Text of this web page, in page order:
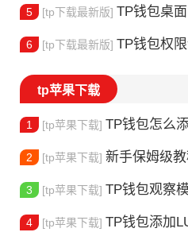
5 [tp下载最新版] TP钱包桌面图标
6 [tp下载最新版] TP钱包权限设置全
tp苹果下载
1 [tp苹果下载] TP钱包怎么添加应
2 [tp苹果下载] 新手保姆级教程，跟着
3 [tp苹果下载] TP钱包观察模式在
4 [tp苹果下载] TP钱包添加